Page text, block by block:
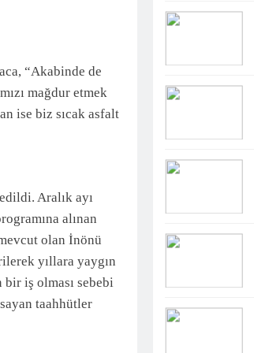
“Akabinde de
mağdur etmek
ise biz sıcak asfalt
Aralık ayı
alınan
olan İnönü
yıllara yaygın
bir iş olması sebebi
taahhütler